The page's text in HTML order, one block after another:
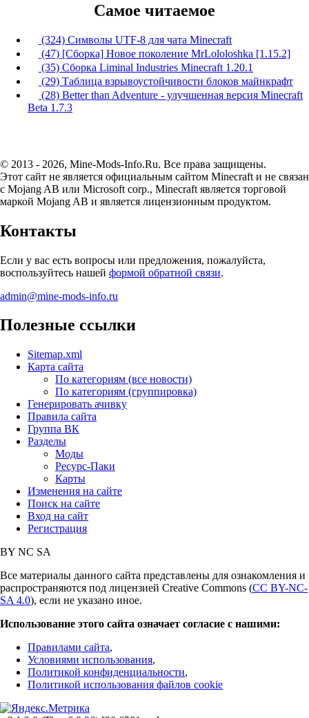
Самое читаемое
(324) Символы UTF-8 для чата Minecraft
(47) [Сборка] Новое поколение MrLololoshka [1.15.2]
(35) Сборка Liminal Industries Minecraft 1.20.1
(29) Таблица взрывоустойчивости блоков майнкрафт
(28) Better than Adventure - улучшенная версия Minecraft
Beta 1.7.3
© 2013 - 2026, Mine-Mods-Info.Ru. Все права защищены.
Этот сайт не является официальным сайтом Minecraft и не связан
с Mojang AB или Microsoft corp., Minecraft является торговой
маркой Mojang AB и является лицензионным продуктом.
Контакты
Если у вас есть вопросы или предложения, пожалуйста,
воспользуйтесь нашей формой обратной связи.
admin@mine-mods-info.ru
Полезные ссылки
Sitemap.xml
Карта сайта
По категориям (все новости)
По категориям (группировка)
Генерировать ачивку
Правила сайта
Группа ВК
Разделы
Моды
Ресурс-Паки
Карты
Изменения на сайте
Поиск на сайте
Вход на сайт
Регистрация
BY NC SA
Все материалы данного сайта представлены для ознакомления и
распространяются под лицензией Creative Commons (CC BY-NC-
SA 4.0), если не указано иное.
Использование этого сайта означает согласие с нашими:
Правилами сайта,
Условиями использования,
Политикой конфиденциальности,
Политикой использования файлов cookie